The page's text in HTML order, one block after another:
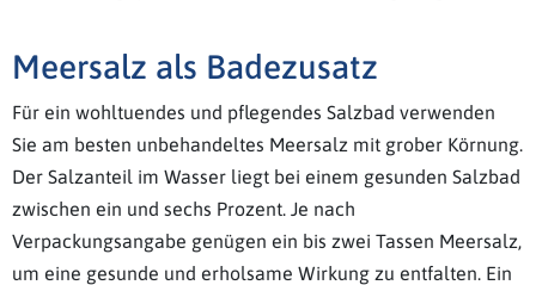
Meersalz als Badezusatz
Für ein wohltuendes und pflegendes Salzbad verwenden
Sie am besten unbehandeltes Meersalz mit grober Körnung.
Der Salzanteil im Wasser liegt bei einem gesunden Salzbad
zwischen ein und sechs Prozent. Je nach
Verpackungsangabe genügen ein bis zwei Tassen Meersalz,
um eine gesunde und erholsame Wirkung zu entfalten. Ein